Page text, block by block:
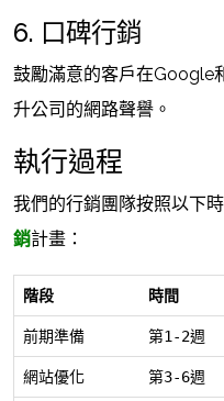
6. 口碑行銷
鼓勵滿意的客戶在Google
升公司的網路聲譽。
執行過程
我們的行銷團隊按照以下
銷計畫：
階段 時間
前期準備 第1-2週
網站優化 第3-6週